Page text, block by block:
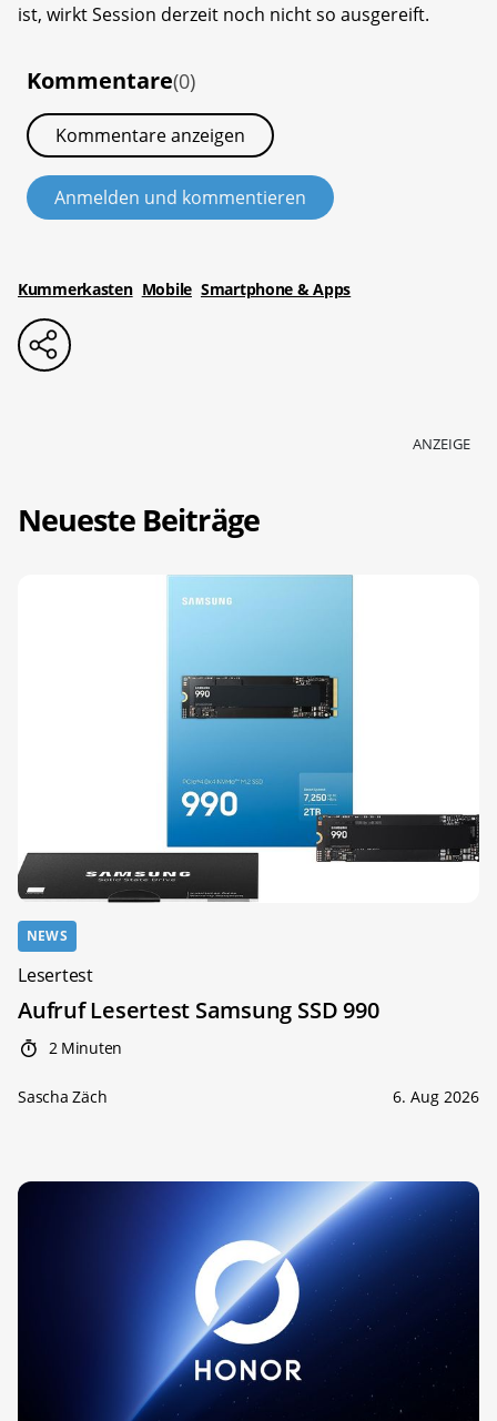
ist, wirkt Session derzeit noch nicht so ausgereift.
Kommentare(0)
Kommentare anzeigen
Anmelden und kommentieren
Kummerkasten Mobile Smartphone & Apps
ANZEIGE
Neueste Beiträge
NEWS
Lesertest
Aufruf Lesertest Samsung SSD 990
2 Minuten
Sascha Zäch 6. Aug 2026